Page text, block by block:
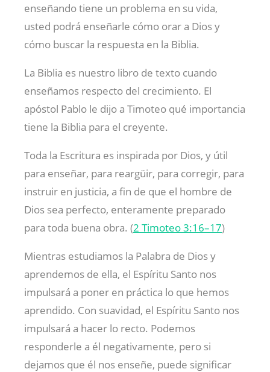
enseñando tiene un problema en su vida,
usted podrá enseñarle cómo orar a Dios y
cómo buscar la respuesta en la Biblia.
La Biblia es nuestro libro de texto cuando
enseñamos respecto del crecimiento. El
apóstol Pablo le dijo a Timoteo qué importancia
tiene la Biblia para el creyente.
Toda la Escritura es inspirada por Dios, y útil
para enseñar, para reargüir, para corregir, para
instruir en justicia, a fin de que el hombre de
Dios sea perfecto, enteramente preparado
para toda buena obra. (2 Timoteo 3:16–17)
Mientras estudiamos la Palabra de Dios y
aprendemos de ella, el Espíritu Santo nos
impulsará a poner en práctica lo que hemos
aprendido. Con suavidad, el Espíritu Santo nos
impulsará a hacer lo recto. Podemos
responderle a él negativamente, pero si
dejamos que él nos enseñe, puede significar